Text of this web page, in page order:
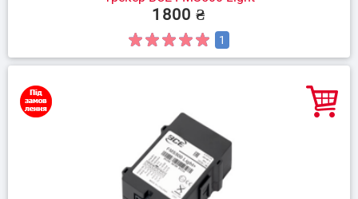
1800 ₴
1